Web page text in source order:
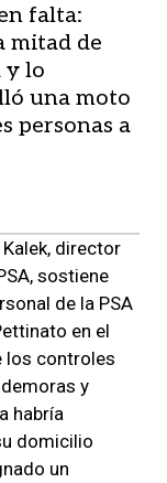
falta:
mitad de
y lo
una moto
personas a
director
sostiene
de la PSA
en el
los controles
y
habría
domicilio
un